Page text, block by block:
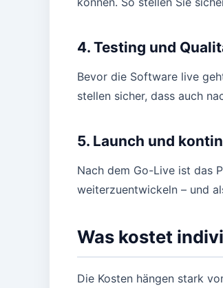
4. Testing und
Bevor die Software live
stellen sicher, dass auch
5. Launch und
Nach dem Go-Live ist das
weiterzuentwickeln – und
Was kostet
Die Kosten hängen stark